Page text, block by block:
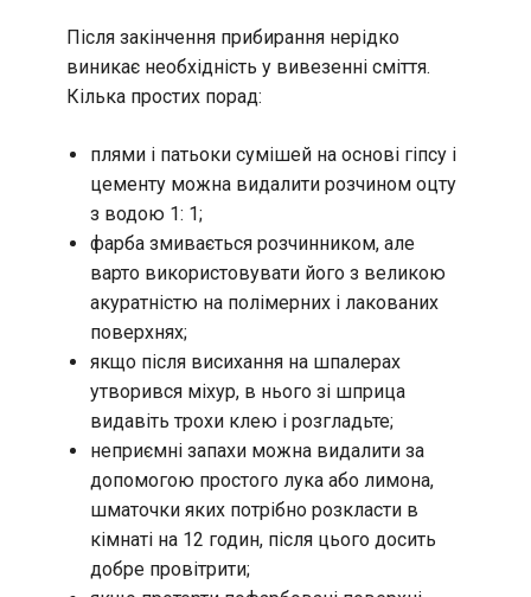
Після закінчення прибирання нерідко
виникає необхідність у вивезенні сміття.
Кілька простих порад:
плями і патьоки сумішей на основі гіпсу і
цементу можна видалити розчином оцту
з водою 1: 1;
фарба змивається розчинником, але
варто використовувати його з великою
акуратністю на полімерних і лакованих
поверхнях;
якщо після висихання на шпалерах
утворився міхур, в нього зі шприца
видавіть трохи клею і розгладьте;
неприємні запахи можна видалити за
допомогою простого лука або лимона,
шматочки яких потрібно розкласти в
кімнаті на 12 годин, після цього досить
добре провітрити;